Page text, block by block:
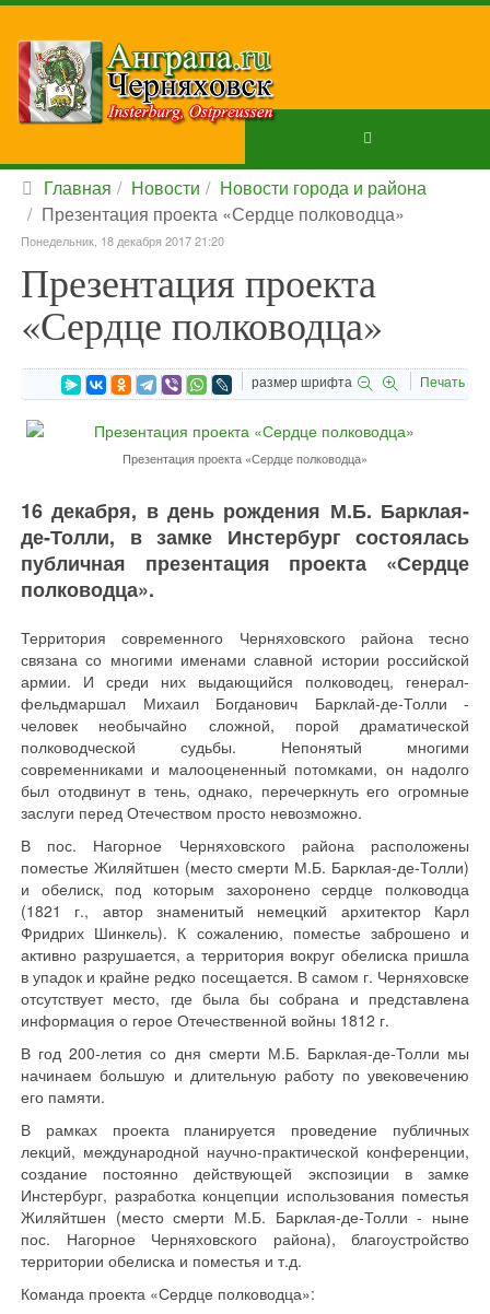
Главная Новости
Новости города и района
Презентация проекта «Сердце полководца»
Понедельник, 18 декабря 2017 21:20
Презентация проекта
«Сердце полководца»
размер шрифта Печать
Презентация проекта «Сердце полководца»
16 декабря, в день рождения М.Б. Барклая-
де-Толли, в замке Инстербург состоялась
публичная презентация проекта «Сердце
полководца».
Территория современного Черняховского района тесно
связана со многими именами славной истории российской
армии. И среди них выдающийся полководец, генерал-
фельдмаршал Михаил Богданович Барклай-де-Толли -
человек необычайно сложной, порой драматической
полководческой судьбы. Непонятый многими
современниками и малооцененный потомками, он надолго
был отодвинут в тень, однако, перечеркнуть его огромные
заслуги перед Отечеством просто невозможно.
В пос. Нагорное Черняховского района расположены
поместье Жиляйтшен (место смерти М.Б. Барклая-де-Толли)
и обелиск, под которым захоронено сердце полководца
(1821 г., автор знаменитый немецкий архитектор Карл
Фридрих Шинкель). К сожалению, поместье заброшено и
активно разрушается, а территория вокруг обелиска пришла
в упадок и крайне редко посещается. В самом г. Черняховске
отсутствует место, где была бы собрана и представлена
информация о герое Отечественной войны 1812 г.
В год 200-летия со дня смерти М.Б. Барклая-де-Толли мы
начинаем большую и длительную работу по увековечению
его памяти.
В рамках проекта планируется проведение публичных
лекций, международной научно-практической конференции,
создание постоянно действующей экспозиции в замке
Инстербург, разработка концепции использования поместья
Жиляйтшен (место смерти М.Б. Барклая-де-Толли - ныне
пос. Нагорное Черняховского района), благоустройство
территории обелиска и поместья и т.д.
Команда проекта «Сердце полководца»: